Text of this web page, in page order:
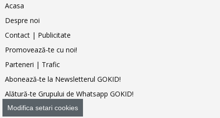
Acasa
Despre noi
Contact | Publicitate
Promovează-te cu noi!
Parteneri | Trafic
Abonează-te la Newsletterul GOKID!
Alătură-te Grupului de Whatsapp GOKID!
Shop
Modifica setari cookies